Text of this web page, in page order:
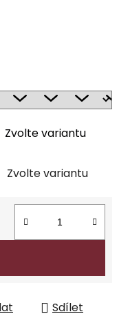
Zvolte variantu
Zvolte variantu
Sdílet